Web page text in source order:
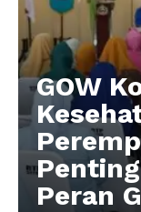
GOW
Peran